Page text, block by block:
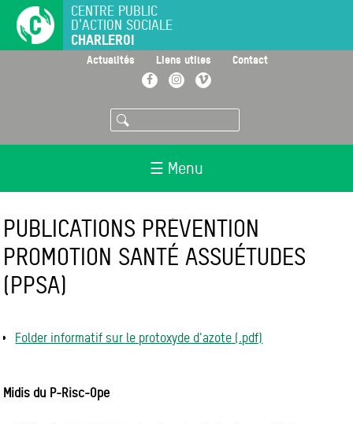
principal
CENTRE PUBLIC
D'ACTION SOCIALE
CHARLEROI
Actualités Liens utiles Contact
FacebookInstagramVimeo
Rechercher
☰ Menu
PUBLICATIONS PRÉVENTION
PROMOTION SANTÉ ASSUÉTUDES
(PPSA)
Folder informatif sur le protoxyde d'azote (.pdf)
Midis du P-Risc-Ope